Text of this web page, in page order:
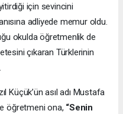
için sevincini
adliyede memur oldu.
okulda öğretmenlik de
çıkaran Türklerinin
Küçük’ün asıl adı Mustafa
öğretmeni ona, “Senin